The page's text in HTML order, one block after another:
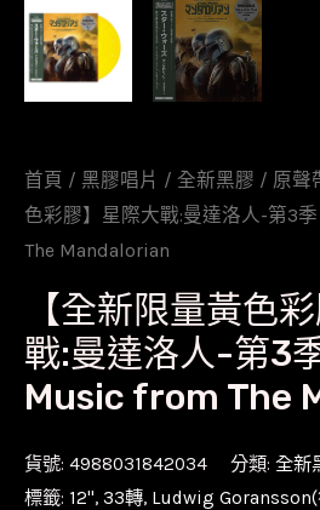
首頁 / 黑膠唱片 / 全新黑膠 / 原聲
色彩膠】星際大戰:曼達洛人-第3
The Mandalorian
【全新限量黃色
戰:曼達洛人-第3
Music from The
貨號: 4988031842034 分類: 全新
標籤: 12'', 33轉, Ludwig Goransson(